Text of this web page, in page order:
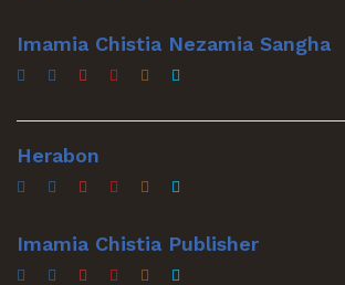
Imamia Chistia Nezamia Sangha
Herabon
Imamia Chistia Publisher